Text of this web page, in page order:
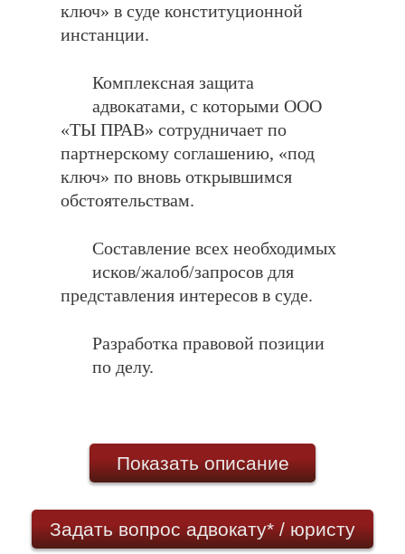
ключ» в суде конституционной
инстанции.
Комплексная защита
адвокатами, с которыми ООО
«ТЫ ПРАВ» сотрудничает по
партнерскому соглашению, «под
ключ» по вновь открывшимся
обстоятельствам.
Составление всех необходимых
исков/жалоб/запросов для
представления интересов в суде.
Разработка правовой позиции
по делу.
Судебный адвокат, с которым ООО «ТЫ
соглашению, поможет защитить нарушенные
описание
Задать вопрос адвокату* / юристу